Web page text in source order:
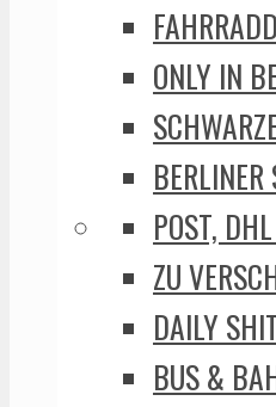
ONLY IN
BERLINER
POST,
ZU
DAILY
BUS &